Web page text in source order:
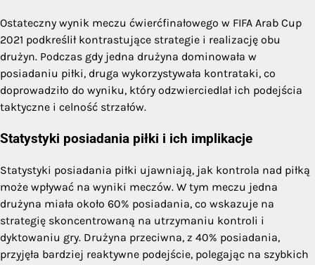
Ostateczny wynik meczu ćwierćfinałowego w FIFA Arab Cup
2021 podkreślił kontrastujące strategie i realizację obu
drużyn. Podczas gdy jedna drużyna dominowała w
posiadaniu piłki, druga wykorzystywała kontrataki, co
doprowadziło do wyniku, który odzwierciedlał ich podejścia
taktyczne i celność strzałów.
Statystyki posiadania piłki i ich implikacje
Statystyki posiadania piłki ujawniają, jak kontrola nad piłką
może wpływać na wyniki meczów. W tym meczu jedna
drużyna miała około 60% posiadania, co wskazuje na
strategię skoncentrowaną na utrzymaniu kontroli i
dyktowaniu gry. Drużyna przeciwna, z 40% posiadania,
przyjęła bardziej reaktywne podejście, polegając na szybkich